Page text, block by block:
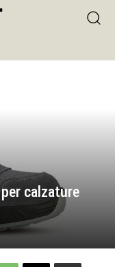
calzature